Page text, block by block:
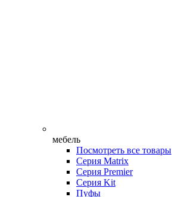
мебель
Посмотреть все товары
Серия Matrix
Серия Premier
Серия Kit
Пуфы